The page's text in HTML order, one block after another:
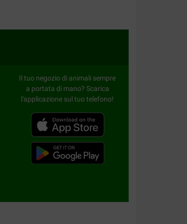
Il tuo negozio di animali sempre
a portata di mano? Scarica
l'applicazione sul tuo telefono!